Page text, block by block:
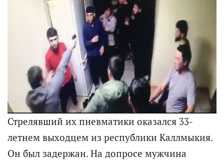
Стрелявший их пневматики оказался 33-
летнем выходцем из республики Каллмыкия.
Он был задержан. На допросе мужчина